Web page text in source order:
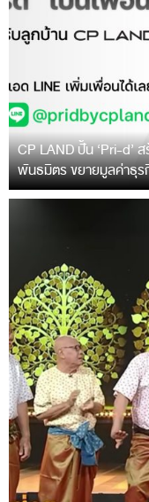
CP LAND ปั้น ‘Pri-d’
พันธมิตร ขยายมูลค่าธุร